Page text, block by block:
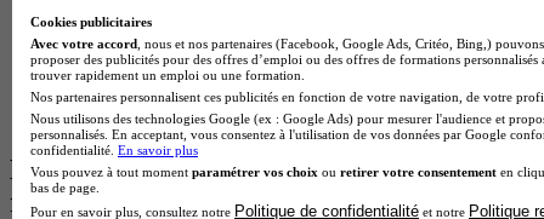
BAC Pro Agora en alternance
BTS Sta en alternance
BTS Iris en alternance
BTS Tpl en alternance
BTS Ati en alternance
Les diplômes par filière les plus
recherchés
Cookies publicitaires
Avec votre accord , nous et nos partenaires (Facebook, Google Ads, Critéo, Bing,)
proposer des publicités pour des offres d’emploi ou des offres de formations
trouver rapidement un emploi ou une formation.
Nos partenaires personnalisent ces publicités en fonction de votre navigation, de votre
Nous utilisons des technologies Google (ex : Google Ads) pour mesurer l'audience et
personnalisés. En acceptant, vous consentez à l'utilisation de vos données par Google
confidentialité. En savoir plus
Vous pouvez à tout moment paramétrer vos choix ou retirer votre consentement en
bas de page.
Pour en savoir plus, consultez notre Politique de confidentialité et notre Politique